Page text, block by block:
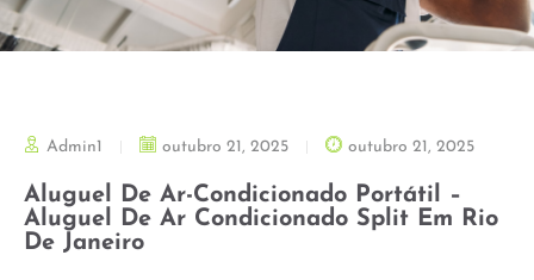
Admin1 outubro 21, 2025 outubro 21, 2025
Aluguel De Ar-Condicionado Portátil –
Aluguel De Ar Condicionado Split Em Rio
De Janeiro